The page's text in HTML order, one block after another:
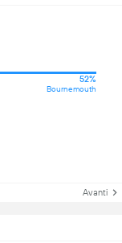
52%
Bournemouth
Avanti